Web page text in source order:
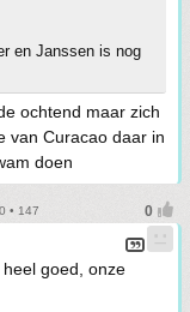
en Janssen is nog
ochtend maar zich
van Curacao daar in
doen
• 147
goed, onze